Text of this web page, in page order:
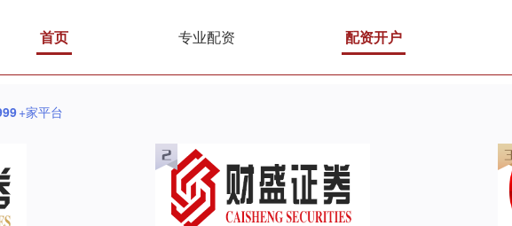
首页 专业配资 配资开户
+家平台